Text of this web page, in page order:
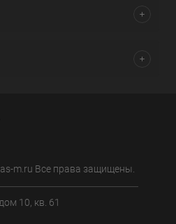
m.ru Все права защищены.
10, кв. 61